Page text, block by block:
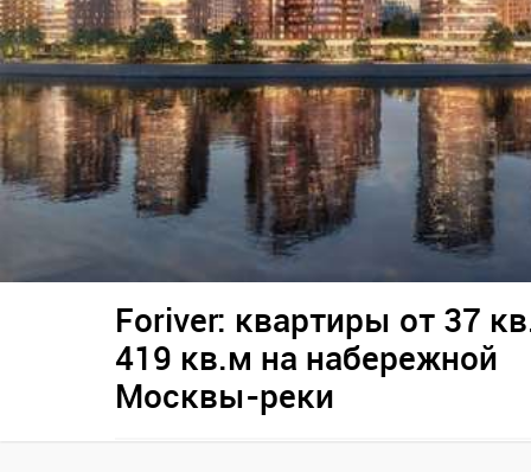
Foriver: квартиры от 37
419 кв.м на набережной
Москвы-реки